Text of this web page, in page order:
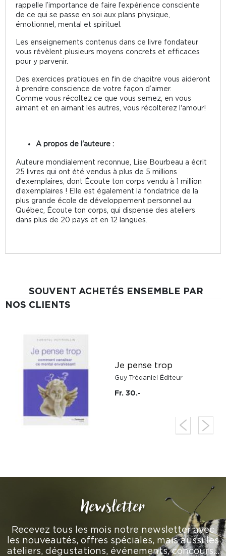
rappelle l’importance de faire l’expérience consciente
de ce qui se passe en soi aux plans physique,
émotionnel, mental et spirituel.
Les enseignements contenus dans ce livre fondateur
vous révèlent plusieurs moyens concrets et efficaces
pour y parvenir.
Des exercices pratiques en fin de chapitre vous aideront
à prendre conscience de votre façon d’aimer.
Comme vous récoltez ce que vous semez, en vous
aimant et en aimant les autres, vous récolterez l'amour!
A propos de l'auteure :
Auteure mondialement reconnue, Lise Bourbeau a écrit
25 livres qui ont été vendus à plus de 5 millions
d’exemplaires, dont Écoute ton corps vendu à 1 million
d’exemplaires ! Elle est également la fondatrice de la
plus grande école de développement personnel au
Québec, Écoute ton corps, qui dispense des ateliers
dans plus de 20 pays et en 12 langues.
SOUVENT ACHETÉS ENSEMBLE PAR
NOS CLIENTS
Je pense trop
Guy Trédaniel Éditeur
Fr. 30.-
Newsletter
Recevez tous les mois notre newsletter avec
les nouveautés, offres spéciales, mais aussi les
ateliers, dégustations, événements, concours…